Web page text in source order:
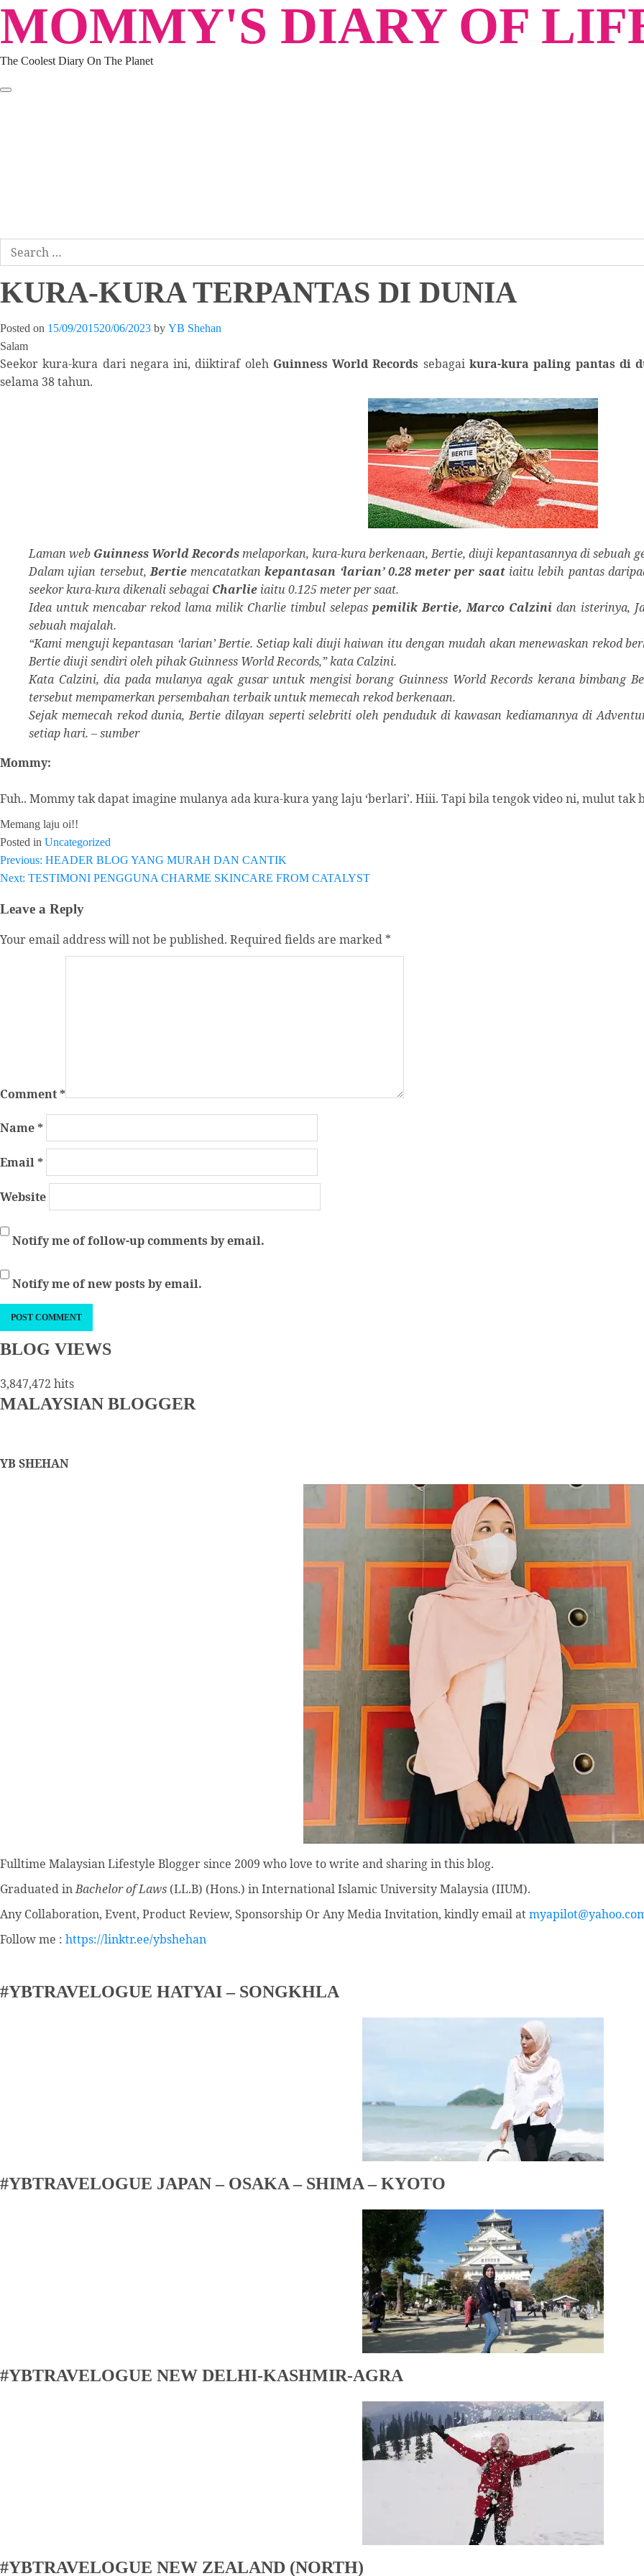
Skip
content
MOMMY'S DIARY OF
The Coolest Diary On The Planet
Search
for:
KURA-KURA TERPANTAS DI DUNIA
Posted on 15/09/201520/06/2023 by YB Shehan
Salam
Seekor kura-kura dari negara ini, diiktiraf oleh Guinness World Records sebagaikura-kura paling pantas di
selama 38 tahun.
Laman web Guinness World Recordsmelaporkan, kura-kura ber­kenaan, Bertie, diuji kepantasannya di sebuah
Dalam ujian tersebut, Bertiemencatatkan kepantasan ‘larian’ 0.28 meter per saatiaitu lebih pantas
seekor kura-kura dikenali sebagai Charlie iaitu 0.125 meter per saat.
Idea untuk mencabar rekod lama milik Charlie timbul selepas pemilik Bertie, Marco Calzini dan iste­rinya,
sebuah majalah.
“Kami menguji kepantasan ‘­larian’ Bertie. Setiap kali diuji ­haiwan itu dengan mudah akan menewaskan rekod
Bertie diuji sendiri oleh pihak Guinness World Records,” kata Calzini.
Kata Calzini, dia pada mulanya agak gusar untuk mengisi borang Guinness World Records kerana bimbang
tersebut mempamerkan persembahan terbaik untuk memecah rekod berkenaan.
Sejak memecah rekod dunia, Bertie dilayan seperti selebriti oleh penduduk di kawasan kediamannya di
setiap hari. – sumber
Mommy:
Fuh.. Mommy tak dapat imagine mulanya ada kura-kura yang laju ‘berlari’. Hiii. Tapi bila tengok video ni, mulut tak
Memang laju oi!!
Posted in Uncategorized
Post
navigation
Previous: HEADER BLOG YANG MURAH DAN CANTIK
Next: TESTIMONI PENGGUNA CHARME SKINCARE FROM CATALYST
Leave a Reply
Your email address will not be published. Required fields are marked *
Comment*
Name*
Email*
Website
Notify me of follow-up comments by email.
Notify me of new posts by email.
BLOG VIEWS
3,847,472 hits
MALAYSIAN BLOGGER
YB SHEHAN
Fulltime Malaysian Lifestyle Bloggersince 2009 who love to write and sharing in this blog.
Graduated inBachelor of Laws (LL.B) (Hons.) in International Islamic University Malaysia (IIUM).
Any Collaboration, Event, Product Review, Sponsorship Or Any Media Invitation, kindly email at
Follow me : https://linktr.ee/ybshehan
#YBTRAVELOGUE HATYAI – SONGKHLA
#YBTRAVELOGUE JAPAN – OSAKA – SHIMA – KYOTO
#YBTRAVELOGUE NEW DELHI-KASHMIR-AGRA
#YBTRAVELOGUE NEW ZEALAND (NORTH)